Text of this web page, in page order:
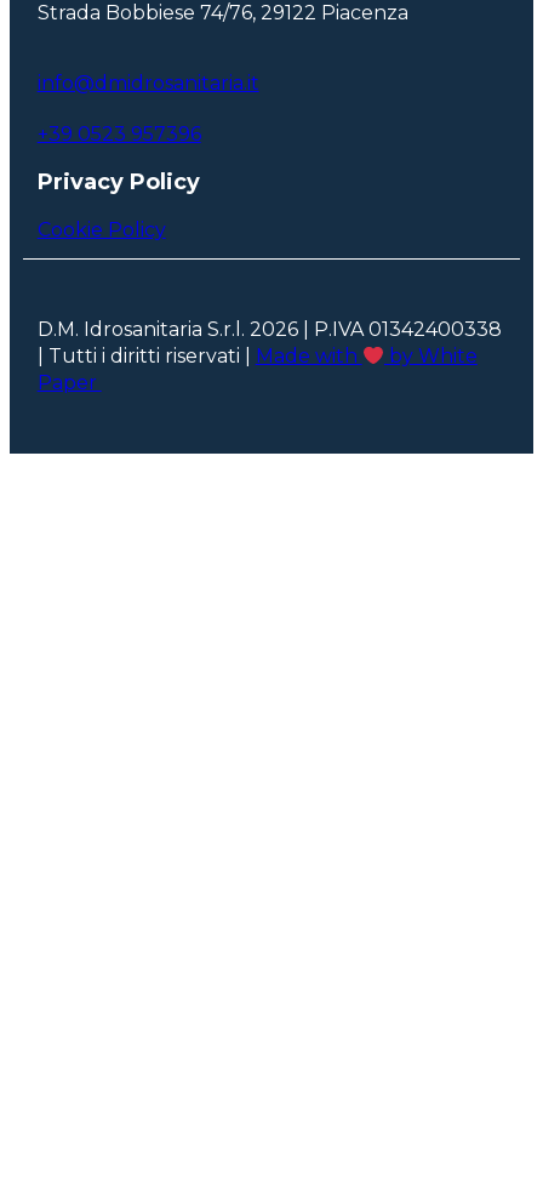
Strada Bobbiese 74/76, 29122 Piacenza
info@dmidrosanitaria.it
+39 0523 957396
Privacy Policy
Cookie Policy
D.M. Idrosanitaria S.r.l. 2026 | P.IVA 01342400338
| Tutti i diritti riservati | Made with
by White
Paper